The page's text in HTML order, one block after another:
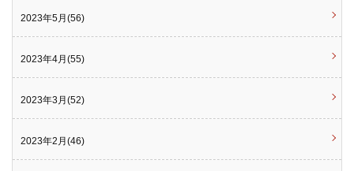
2023年5月(56)
2023年4月(55)
2023年3月(52)
2023年2月(46)